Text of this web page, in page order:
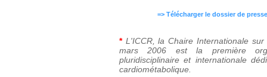
=> Télécharger le dossier de
* L'ICCR, la Chaire Internationale
mars 2006 est la première
pluridisciplinaire et internationale
cardiométabolique.